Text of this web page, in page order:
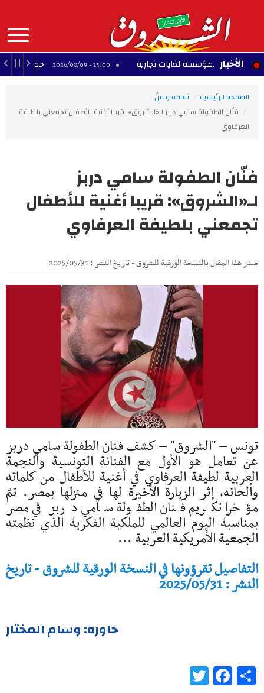
contenu
principal
MAIN
NAVIGATION الأخبار
اسم المؤسسة لغايات تجارية 13:00 - 2026/08/09 حملة تطوعية
الصفحة الرئيسية
ثقافة و فنّ
فنّان الطفولة سامي دربز لـ«الشروق»: قريبا أغنية للأطفال تجمعني بلطيفة
العرفاوي
فنّان الطفولة سامي دربز
لـ«الشروق»: قريبا أغنية للأطفال
تجمعني بلطيفة العرفاوي
صدر هذا المقال بالنسخة الورقية للشروق - تاريخ النشر : 2025/05/31
تونس – "الشروق" – كشف فنان الطفولة سامي دربز
عن تعامل هو الأول مع الفنانة التونسية والنجمة
العربية لطيفة العرفاوي في أغنية للأطفال من كلماته
وألحانه، إثر الزيارة الأخيرة لها في منزلها بمصر. تمّ
مؤخرا تكريم فنان الطفولة سامي دربز في مصر
بمناسبة اليوم العالمي للملكية الفكرية الذي نظمته
الجمعية الأمريكية العربية ...
التفاصيل تقرؤونها في النسخة الورقية للشروق - تاريخ
النشر : 2025/05/31
حاوره: وسام المختار
Share
Facebook